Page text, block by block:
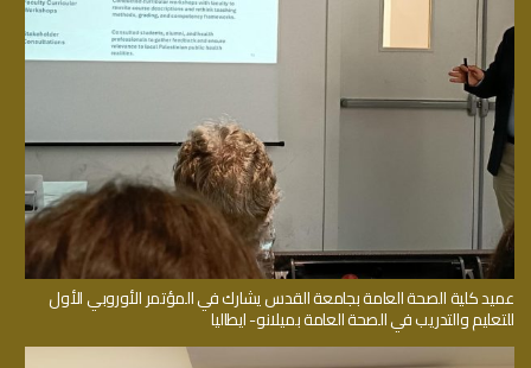
عميد كلية الصحة العامة بجامعة القدس يشارك في المؤتمر الأوروبي الأول
للتعليم والتدريب في الصحة العامة بميلانو- ايطاليا